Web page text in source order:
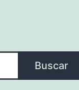
Buscar